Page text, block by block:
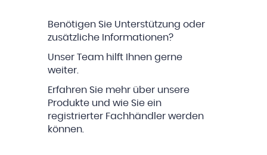
Benötigen Sie Unterstützung oder
zusätzliche Informationen?
Unser Team hilft Ihnen gerne
weiter.
Erfahren Sie mehr über unsere
Produkte und wie Sie ein
registrierter Fachhändler werden
können.